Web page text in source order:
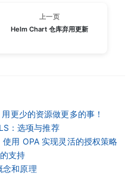
上一页
Helm Chart 仓库弃用更新
更少的资源做更多的事！
：选项与推荐
用 OPA 实现灵活的授权策略
支持
和原理